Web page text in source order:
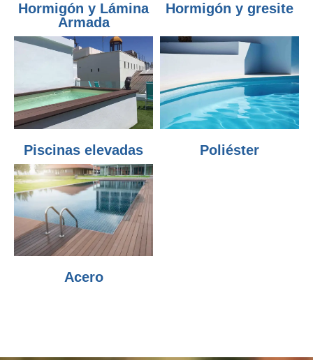
Hormigón y Lámina
Armada
Hormigón y gresite
Piscinas elevadas Poliéster
Acero